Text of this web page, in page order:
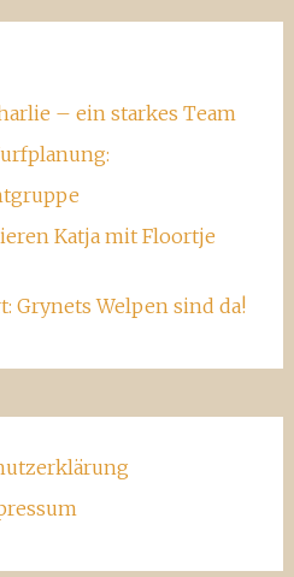
– ein starkes Team
Katja mit Floortje
Grynets Welpen sind da!